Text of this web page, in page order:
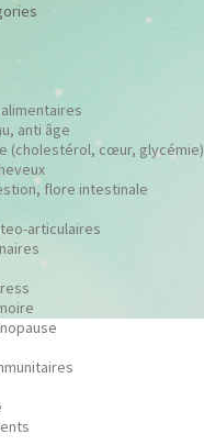
anti âge
(cholestérol, cœur, glycémie)
flore intestinale
articulaires